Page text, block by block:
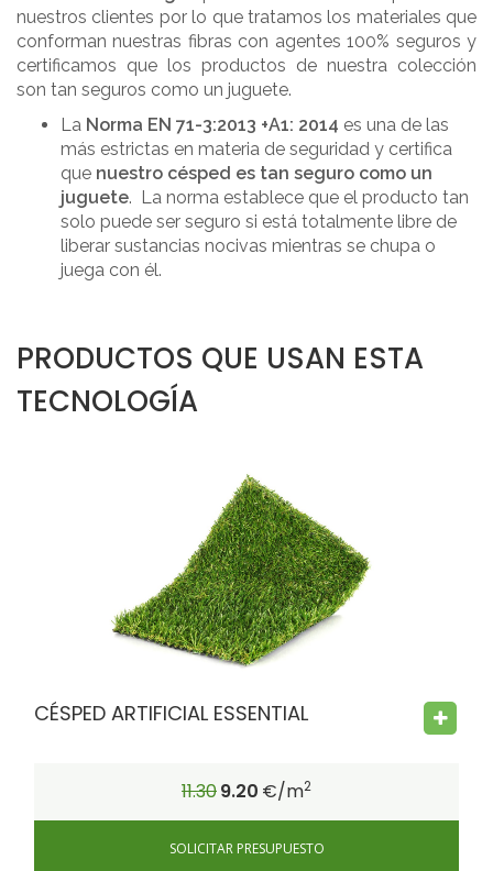
nuestros clientes por lo que tratamos los materiales que
conforman nuestras fibras con agentes 100% seguros y
certificamos que los productos de nuestra colección
son tan seguros como un juguete.
La Norma EN 71-3:2013 +A1: 2014 es una de las
más estrictas en materia de seguridad y certifica
que nuestro césped es tan seguro como un
juguete. La norma establece que el producto tan
solo puede ser seguro si está totalmente libre de
liberar sustancias nocivas mientras se chupa o
juega con él.
PRODUCTOS QUE USAN ESTA
TECNOLOGÍA
CHILD SAFE BACTERIA FREE
CÉSPED ARTIFICIAL ESSENTIAL
11.309.20 €/m2
SOLICITAR PRESUPUESTO